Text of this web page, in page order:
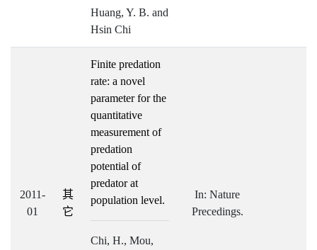
Huang, Y. B. and
Hsin Chi
2011-
01
其
它
Finite predation
rate: a novel
parameter for the
quantitative
measurement of
predation
potential of
predator at
population level.
Chi, H., Mou,
In: Nature
Precedings.